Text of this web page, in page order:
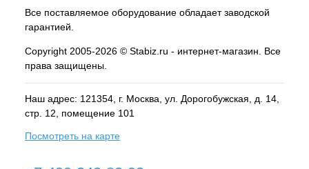
Все поставляемое оборудование обладает заводской
гарантией.
Copyright 2005-2026 © Stabiz.ru - интернет-магазин. Все
права защищены.
Наш адрес: 121354, г. Москва , ул. Дорогобужская, д. 14,
стр. 12, помещение 101
Посмотреть на карте